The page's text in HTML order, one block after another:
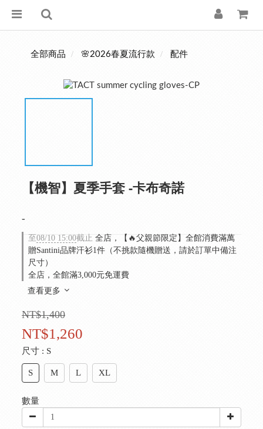
全部商品 🌸2026春夏流行款 配件
【機智】夏季手套 -卡布奇諾
-
至08/10 15:00截止 全店，【🔥父親節限定】全館消費滿萬
贈Santini品牌汗衫1件（不挑款隨機贈送，請於訂單中備注
尺寸）
全店，全館滿3,000元免運費
查看更多
NT$1,400
NT$1,260
尺寸 : S
S M L XL
數量